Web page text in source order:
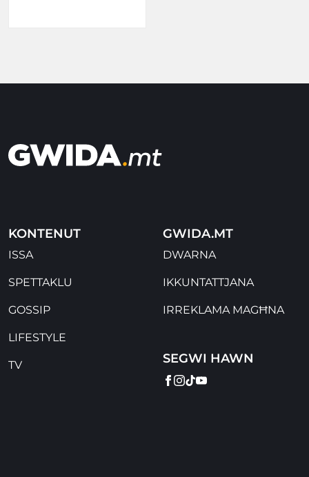
KONTENUT
ISSA
SPETTAKLU
GOSSIP
LIFESTYLE
TV
GWIDA.MT
DWARNA
IKKUNTATTJANA
IRREKLAMA MAGĦNA
SEGWI HAWN
FACEBOOK
INSTAGRAM
TIKTOK
YOUTUBE